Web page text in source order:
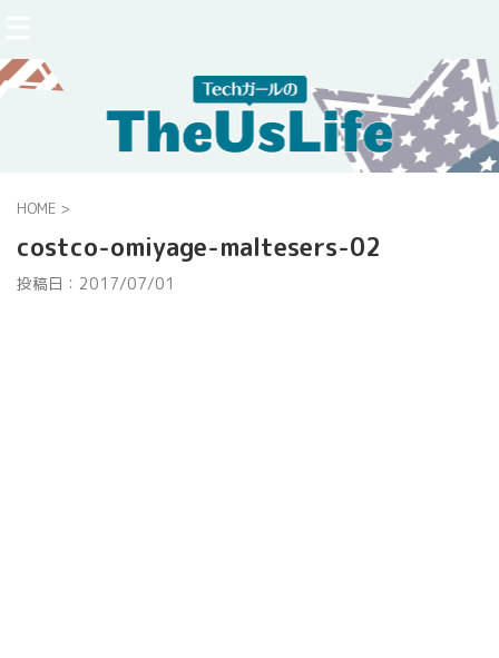
HOME >
costco-omiyage-maltesers-02
投稿日： 2017/07/01